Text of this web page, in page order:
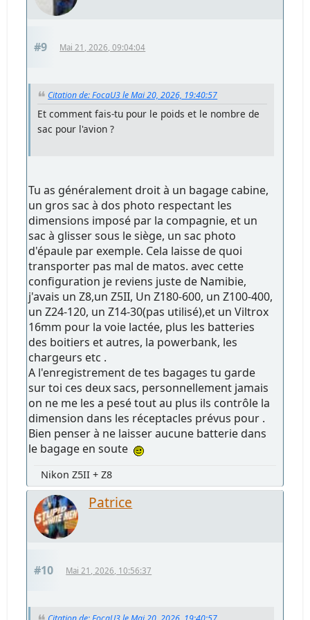
#9 Mai 21, 2026, 09:04:04
Citation de: FocaU3 le Mai 20, 2026, 19:40:57
Et comment fais-tu pour le poids et le nombre de
sac pour l'avion ?
Tu as généralement droit à un bagage cabine,
un gros sac à dos photo respectant les
dimensions imposé par la compagnie, et un
sac à glisser sous le siège, un sac photo
d'épaule par exemple. Cela laisse de quoi
transporter pas mal de matos. avec cette
configuration je reviens juste de Namibie,
j'avais un Z8,un Z5II, Un Z180-600, un Z100-400,
un Z24-120, un Z14-30(pas utilisé),et un Viltrox
16mm pour la voie lactée, plus les batteries
des boitiers et autres, la powerbank, les
chargeurs etc .
A l'enregistrement de tes bagages tu garde
sur toi ces deux sacs, personnellement jamais
on ne me les a pesé tout au plus ils contrôle la
dimension dans les réceptacles prévus pour .
Bien penser à ne laisser aucune batterie dans
le bagage en soute
Nikon Z5II + Z8
Patrice
#10 Mai 21, 2026, 10:56:37